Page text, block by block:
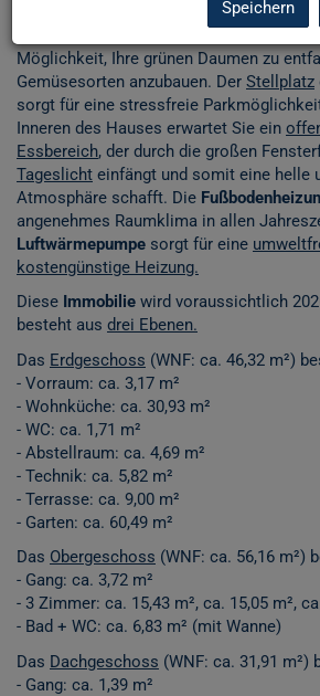
Sonne auf Ihrer Haut spüren und den
Möglichkeit, Ihre grünen Daumen zu
Gemüsesorten anzubauen. Der Stellplatz
sorgt für eine stressfreie
Inneren des Hauses erwartet Sie ein
Essbereich, der durch die großen
Tageslicht einfängt und somit eine helle
Atmosphäre schafft. Die
angenehmes Raumklima in allen
Luftwärmepumpe sorgt für eine
kostengünstige Heizung.
Diese Immobilie wird voraussichtlich
besteht aus drei Ebenen.
Das Erdgeschoss (WNF: ca. 46,32 m²)
- Vorraum: ca. 3,17 m²
- Wohnküche: ca. 30,93 m²
- WC: ca. 1,71 m²
- Abstellraum: ca. 4,69 m²
- Technik: ca. 5,82 m²
- Terrasse: ca. 9,00 m²
- Garten: ca. 60,49 m²
Das Obergeschoss (WNF: ca. 56,16 m²)
- Gang: ca. 3,72 m²
- 3 Zimmer: ca. 15,43 m², ca. 15,05 m²,
- Bad + WC: ca. 6,83 m² (mit Wanne)
Das Dachgeschoss (WNF: ca. 31,91 m²)
- Gang: ca. 1,39 m²
Speichern